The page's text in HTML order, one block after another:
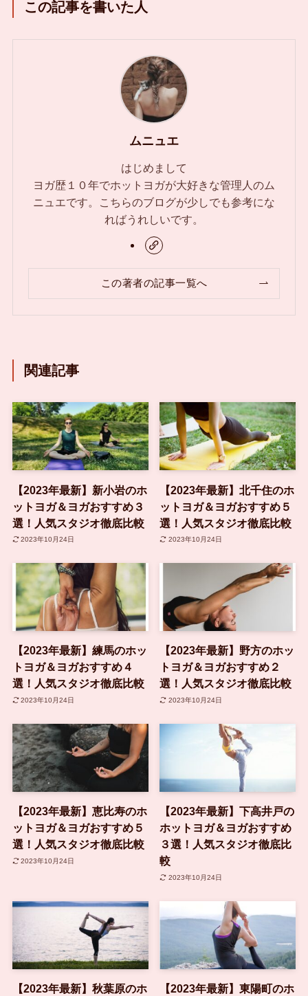
この記事を書いた人
ムニュエ
はじめまして
ヨガ歴１０年でホットヨガが大好きな管理人のム
ニュエです。こちらのブログが少しでも参考にな
ればうれしいです。
この著者の記事一覧へ
関連記事
【2023年最新】新小岩のホ
ットヨガ＆ヨガおすすめ３
選！人気スタジオ徹底比較
2023年10月24日
【2023年最新】北千住のホ
ットヨガ＆ヨガおすすめ５
選！人気スタジオ徹底比較
2023年10月24日
【2023年最新】練馬のホッ
トヨガ＆ヨガおすすめ４
選！人気スタジオ徹底比較
2023年10月24日
【2023年最新】野方のホッ
トヨガ＆ヨガおすすめ２
選！人気スタジオ徹底比較
2023年10月24日
【2023年最新】恵比寿のホ
ットヨガ＆ヨガおすすめ５
選！人気スタジオ徹底比較
2023年10月24日
【2023年最新】下高井戸の
ホットヨガ＆ヨガおすすめ
３選！人気スタジオ徹底比
較
2023年10月24日
【2023年最新】秋葉原のホ
【2023年最新】東陽町のホ